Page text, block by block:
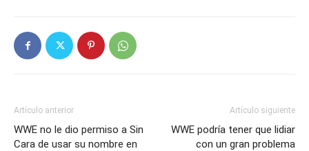
Artículo anterior
WWE no le dio permiso a Sin
Cara de usar su nombre en
Artículo siguiente
WWE podría tener que lidiar
con un gran problema